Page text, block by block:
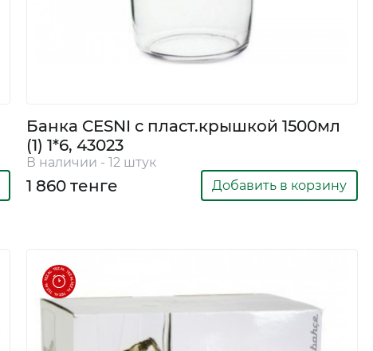
Банка CESNI с пласт.крышкой 1500мл
(1) 1*6, 43023
В наличии - 12 штук
1 860 тенге Добавить в корзину